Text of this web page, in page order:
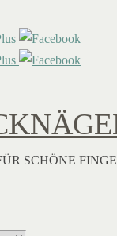
SCHÖNE